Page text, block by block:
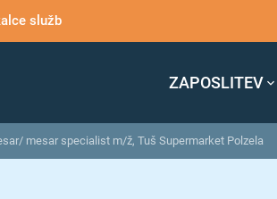
služb
ZAPOSLITEV
mesar specialist m/ž, Tuš Supermarket Polzela